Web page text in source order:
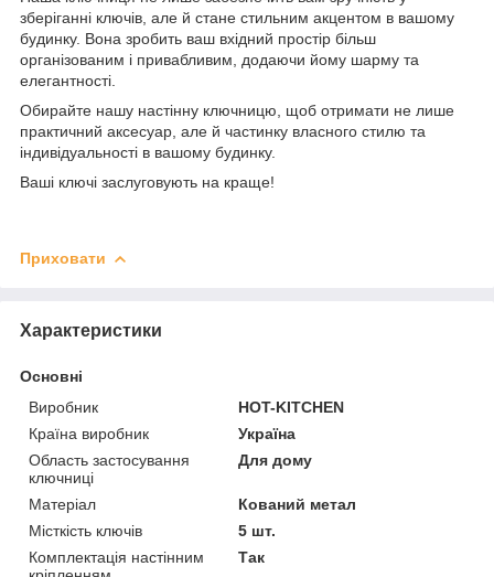
зберіганні ключів, але й стане стильним акцентом в вашому
будинку. Вона зробить ваш вхідний простір більш
організованим і привабливим, додаючи йому шарму та
елегантності.
Обирайте нашу настінну ключницю, щоб отримати не лише
практичний аксесуар, але й частинку власного стилю та
індивідуальності в вашому будинку.
Ваші ключі заслуговують на краще!
Приховати
Характеристики
Основні
Виробник
HOT-KITCHEN
Країна виробник
Україна
Область застосування
ключниці
Для дому
Матеріал
Кований метал
Місткість ключів
5 шт.
Комплектація настінним
Так